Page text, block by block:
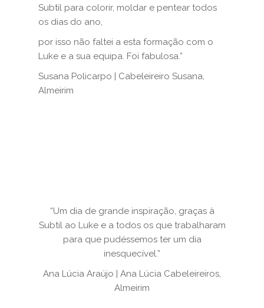
Subtil para colorir, moldar e pentear todos
os dias do ano,
por isso não faltei a esta formação com o
Luke e a sua equipa. Foi fabulosa.”
Susana Policarpo | Cabeleireiro Susana,
Almeirim
“Um dia de grande inspiração, graças à
Subtil ao Luke e a todos os que trabalharam
para que pudéssemos ter um dia
inesquecível.”
Ana Lúcia Araújo | Ana Lúcia Cabeleireiros,
Almeirim